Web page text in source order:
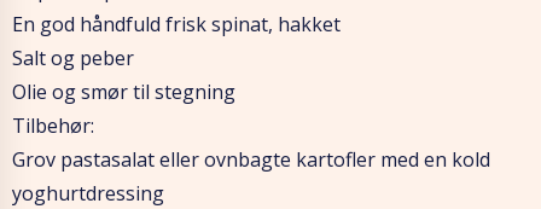
En god håndfuld frisk spinat, hakket
Salt og peber
Olie og smør til stegning
Tilbehør:
Grov pastasalat eller ovnbagte kartofler med en kold
yoghurtdressing